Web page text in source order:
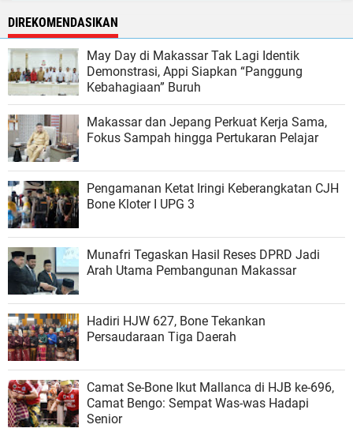
DIREKOMENDASIKAN
May Day di Makassar Tak Lagi Identik
Demonstrasi, Appi Siapkan “Panggung
Kebahagiaan” Buruh
Makassar dan Jepang Perkuat Kerja Sama,
Fokus Sampah hingga Pertukaran Pelajar
Pengamanan Ketat Iringi Keberangkatan CJH
Bone Kloter I UPG 3
Munafri Tegaskan Hasil Reses DPRD Jadi
Arah Utama Pembangunan Makassar
Hadiri HJW 627, Bone Tekankan
Persaudaraan Tiga Daerah
Camat Se-Bone Ikut Mallanca di HJB ke-696,
Camat Bengo: Sempat Was-was Hadapi
Senior